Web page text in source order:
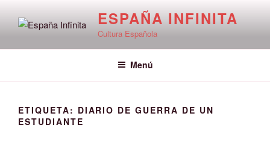
ESPAÑA INFINITA
Cultura Española
Menú
ETIQUETA: DIARIO DE GUERRA DE UN
ESTUDIANTE